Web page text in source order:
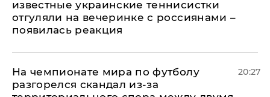
известные украинские теннисистки
отгуляли на вечеринке с россиянами –
появилась реакция
На чемпионате мира по футболу
разгорелся скандал из-за
20:27